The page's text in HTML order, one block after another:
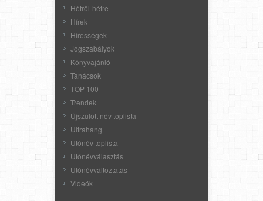
Hétről-hétre
Hírek
Hírességek
Jogszabályok
Könyvajánló
Tanácsok
TOP 100
Trendek
Újszülött név toplista
Ultrahang
Utónév toplista
Utónévválasztás
Utónévváltoztatás
Videók